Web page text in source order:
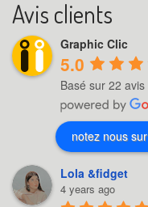
n
a
v
a
t
Avis clients
Graphic Clic
5.0
Basé sur 22 avis
notez nous sur
Lola &fidget
4 years ago